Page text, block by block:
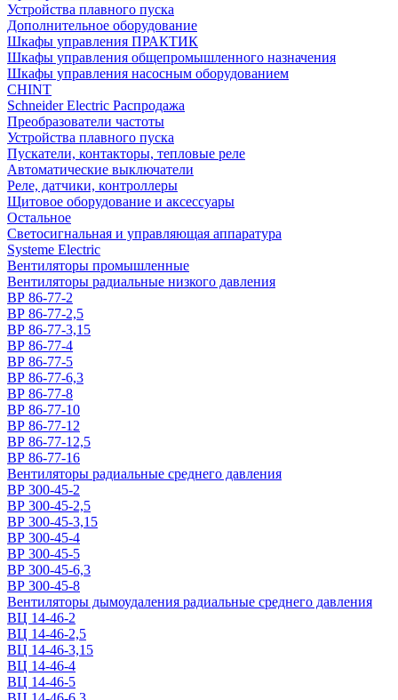
Устройства плавного пуска
Дополнительное оборудование
Шкафы управления ПРАКТИК
Шкафы управления общепромышленного назначения
Шкафы управления насосным оборудованием
CHINT
Schneider Electric Распродажа
Преобразователи частоты
Устройства плавного пуска
Пускатели, контакторы, тепловые реле
Автоматические выключатели
Реле, датчики, контроллеры
Щитовое оборудование и аксессуары
Остальное
Светосигнальная и управляющая аппаратура
Systeme Electric
Вентиляторы промышленные
Вентиляторы радиальные низкого давления
ВР 86-77-2
ВР 86-77-2,5
ВР 86-77-3,15
ВР 86-77-4
ВР 86-77-5
ВР 86-77-6,3
ВР 86-77-8
ВР 86-77-10
ВР 86-77-12
ВР 86-77-12,5
ВР 86-77-16
Вентиляторы радиальные среднего давления
ВР 300-45-2
ВР 300-45-2,5
ВР 300-45-3,15
ВР 300-45-4
ВР 300-45-5
ВР 300-45-6,3
ВР 300-45-8
Вентиляторы дымоудаления радиальные среднего давления
ВЦ 14-46-2
ВЦ 14-46-2,5
ВЦ 14-46-3,15
ВЦ 14-46-4
ВЦ 14-46-5